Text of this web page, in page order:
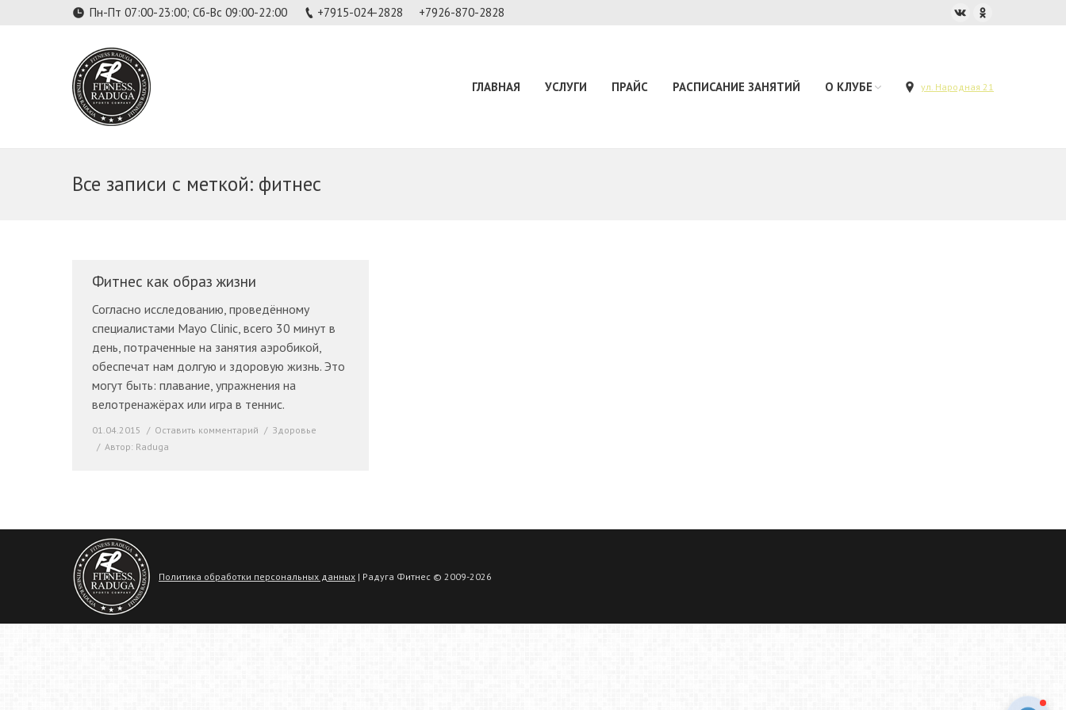
Пн-Пт 07:00-23:00; Сб-Вс 09:00-22:00 +7915-024-2828 +7926-870-2828
ГЛАВНАЯ УСЛУГИ ПРАЙС РАСПИСАНИЕ ЗАНЯТИЙ О КЛУБЕ ул. Народная 21
Все записи с меткой: фитнес
Фитнес как образ жизни
Согласно исследованию, проведённому
специалистами Mayo Clinic, всего 30 минут в
день, потраченные на занятия аэробикой,
обеспечат нам долгую и здоровую жизнь. Это
могут быть: плавание, упражнения на
велотренажёрах или игра в теннис.
01.04.2015 Оставить комментарий
Здоровье
Автор: Raduga
Политика обработки персональных данных | Радуга Фитнес © 2009-2026